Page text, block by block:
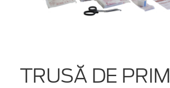
TRUSĂ DE PRIM